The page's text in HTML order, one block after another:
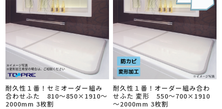
耐久性１番！セミオーダー組み
合わせふた 810～850×1910～
2000mm 3枚割
耐久性１番！オーダー組み合わ
せふた 変形 550～700×1910
～2000mm 3枚割